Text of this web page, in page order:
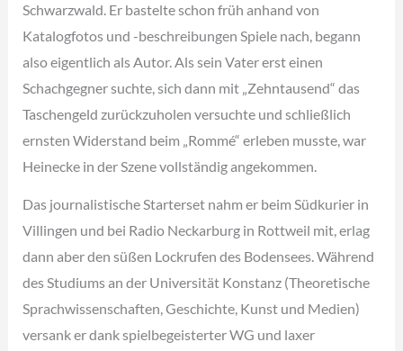
Schwarzwald. Er bastelte schon früh anhand von
Katalogfotos und -beschreibungen Spiele nach, begann
also eigentlich als Autor. Als sein Vater erst einen
Schachgegner suchte, sich dann mit „Zehntausend“ das
Taschengeld zurückzuholen versuchte und schließlich
ernsten Widerstand beim „Rommé“ erleben musste, war
Heinecke in der Szene vollständig angekommen.
Das journalistische Starterset nahm er beim Südkurier in
Villingen und bei Radio Neckarburg in Rottweil mit, erlag
dann aber den süßen Lockrufen des Bodensees. Während
des Studiums an der Universität Konstanz (Theoretische
Sprachwissenschaften, Geschichte, Kunst und Medien)
versank er dank spielbegeisterter WG und laxer